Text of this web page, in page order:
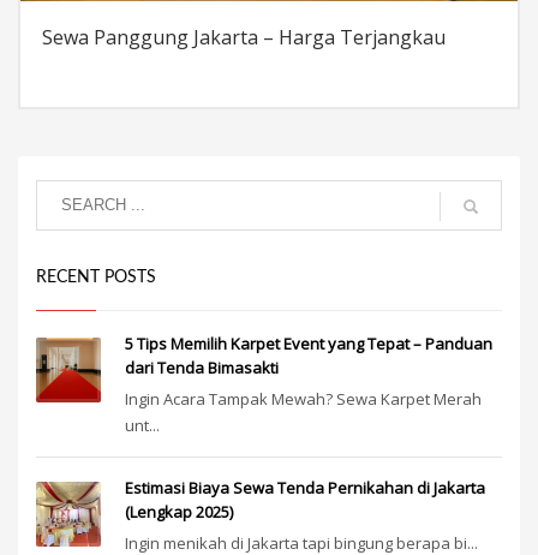
Sewa Panggung Jakarta – Harga Terjangkau
RECENT POSTS
5 Tips Memilih Karpet Event yang Tepat – Panduan
dari Tenda Bimasakti
Ingin Acara Tampak Mewah? Sewa Karpet Merah
unt...
Estimasi Biaya Sewa Tenda Pernikahan di Jakarta
(Lengkap 2025)
Ingin menikah di Jakarta tapi bingung berapa bi...